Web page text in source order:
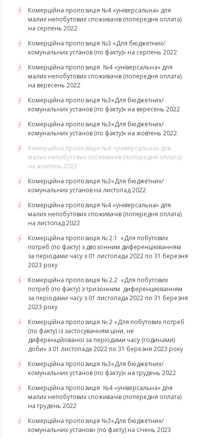
Комерційна пропозиція №4 «універсальна» для
малих непобутових споживачів (попередня оплата)
на серпень 2022
Комерційна пропозиція №3 «Для бюджетних/
комунальних установ (по факту)» на серпень 2022
Комерційна пропозиція №4 «універсальна» для
малих непобутових споживачів (попередня оплата)
на вересень 2022
Комерційна пропозиція №3«Для бюджетних/
комунальних установ (по факту)» на вересень 2022
Комерційна пропозиція №3«Для бюджетних/
комунальних установ (по факту)» на жовтень 2022
Комерційна пропозиція №4 «універсальна» для
малих непобутових споживачів (попередня оплата)
на жовтень 2022
Комерційна пропозиція №3«Для бюджетних/
комунальних установ на листопад 2022
Комерційна пропозиція №4 «універсальна» для
малих непобутових споживачів (попередня оплата)
на листопад 2022
Комерційна пропозиція № 2.1 «Для побутових
потреб (по факту) з двозонним диференціюванням
за періодами часу з 01 листопада 2022 по 31 березня
2023 року
Комерційна пропозиція № 2.2 «Для побутових
потреб (по факту) з тризонним диференціюванням
за періодами часу з 01 листопада 2022 по 31 березня
2023 року
Комерційна пропозиція № 2 «Для побутових потреб
(по факту) із застосуванням ціни, не
диференційованої за періодами часу (годинами)
доби» з 01 листопада 2022 по 31 березня 2023 року
Комерційна пропозиція №3«Для бюджетних/
комунальних установ (по факту)» на грудень 2022
Комерційна пропозиція №4 «універсальна» для
малих непобутових споживачів (попередня оплата)
на грудень 2022
​​​​​​​Комерційна пропозиція №3«Для бюджетних/
комунальних установ» (по факту) на січень 2023